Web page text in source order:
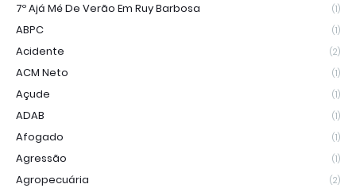
7º Ajá Mé De Verão Em Ruy Barbosa (1)
ABPC (1)
Acidente (2)
ACM Neto (1)
Açude (1)
ADAB (1)
Afogado (1)
Agressão (1)
Agropecuária (2)